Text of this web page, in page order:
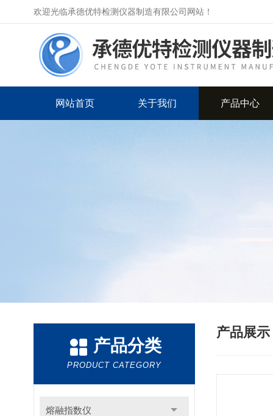
欢迎光临承德优特检测仪器制造有限公司网站！
网站首页 关于我们 产品中心
产品分类
PRODUCT CATEGORY
熔融指数仪
产品展示